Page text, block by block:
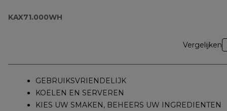
KAX71.000WH
Vergelijken
GEBRUIKSVRIENDELIJK
KOELEN EN SERVEREN
KIES UW SMAKEN, BEHEERS UW INGREDIENTEN